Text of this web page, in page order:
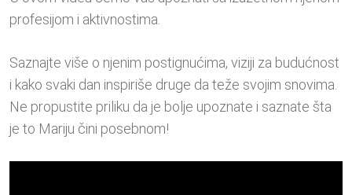
profesijom i aktivnostima.
Saznajte više o njenim postignućima, viziji za budućnost
i kako svaki dan inspiriše druge da teže svojim snovima.
Ne propustite priliku da je bolje upoznate i saznate šta
je to Mariju čini posebnom!